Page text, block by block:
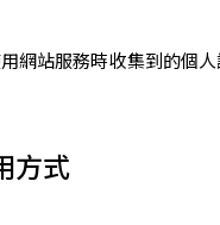
網站服務時收集到的個
方式